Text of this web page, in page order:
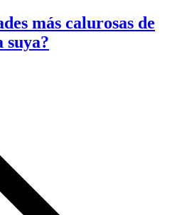
más calurosas de
suya?